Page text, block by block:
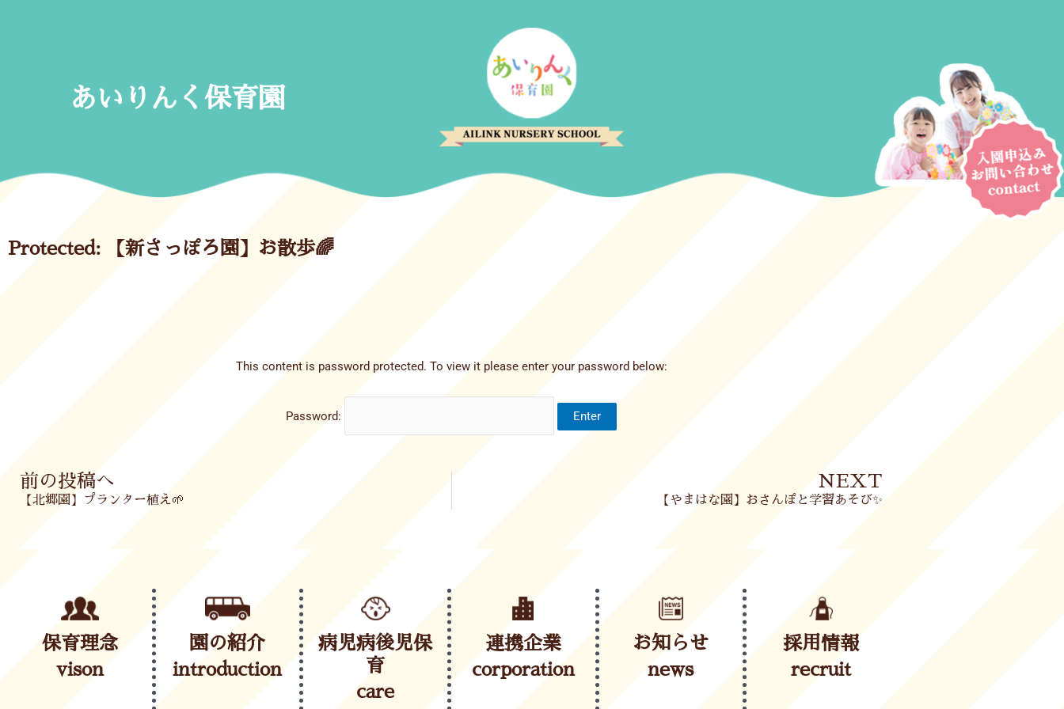
あいりんく保育園
Protected: 【新さっぽろ園】お散歩🌈
This content is password protected. To view it please enter your password below:
Password:
Prev
前の投稿へ
【北郷園】プランター植え🌱
NEXT
【やまはな園】おさんぽと学習あそび✨
保育理念
vison
園の紹介
introduction
病児病後児保
育
care
連携企業
corporation
お知らせ
news
採用情報
recruit